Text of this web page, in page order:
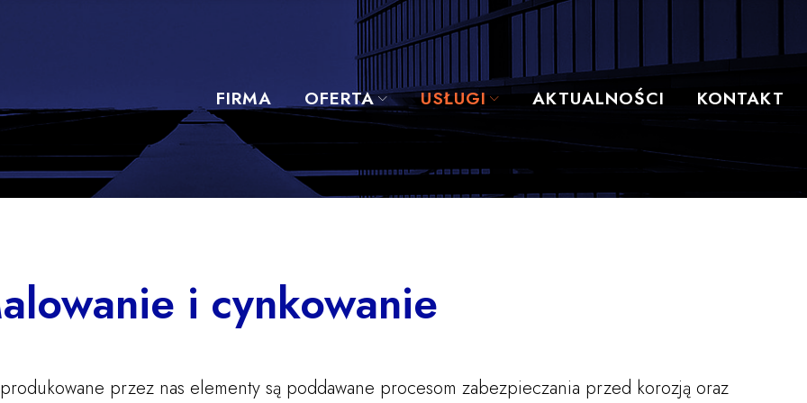
FIRMA OFERTA USŁUGI AKTUALNOŚCI KONTAKT
i cynkowanie
przez nas elementy są poddawane procesom zabezpieczania przed korozją oraz